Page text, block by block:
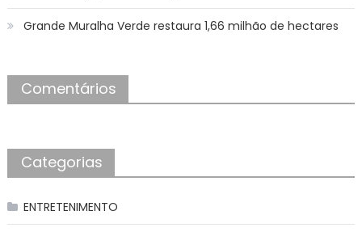
Grande Muralha Verde restaura 1,66 milhão de hectares
Comentários
Categorias
ENTRETENIMENTO